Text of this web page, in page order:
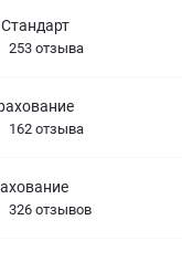
253 отзыва
162 отзыва
326 отзывов